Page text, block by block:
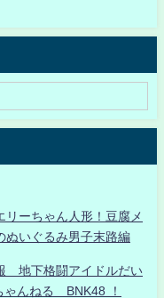
ーちゃん人形！豆腐メ
ぬいぐるみ男子末路編
地下格闘アイドルだい
んねる BNK48 ！